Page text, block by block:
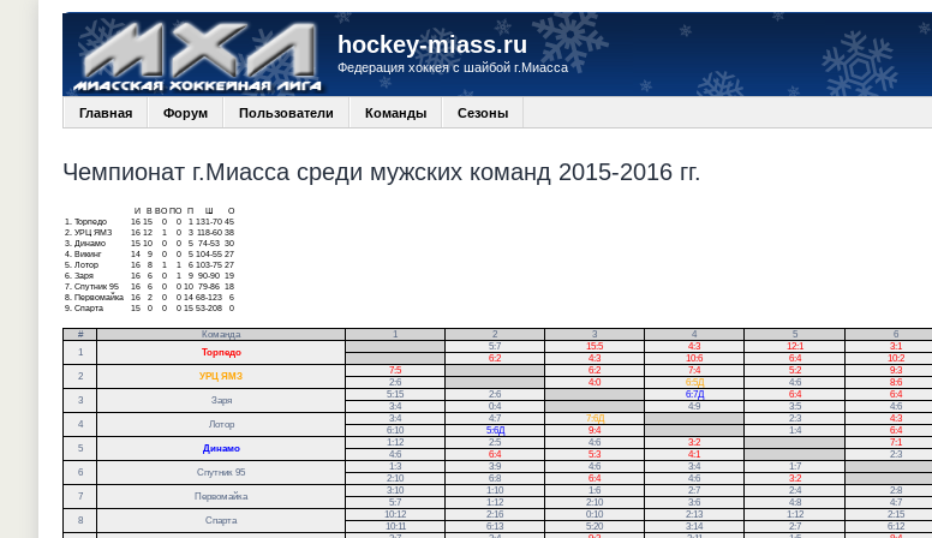
hockey-miass.ru
Федерация хоккея с шайбой г.Миасса
Главная Форум Пользователи Команды Сезоны
Чемпионат г.Миасса среди мужских команд 2015-2016 гг.
И В ВО ПО П
О
1.
Торпедо 16 15 0 0 1 131-70 45
2. УРЦ ЯМЗ 16 12 1 0 3 118-60 38
3.
Динамо 15 10 0 0 5 74-53 30
4.
Викинг 14 9 0 0 5 104-55 27
5. Лотор 16 8 1 1 6 103-75 27
6. Заря 16 6 0 1 9 90-90 19
7. Спутник 95 16 6 0 0 10 79-86 18
8.
Первомайка 16 2 0 0 14 68-123
6
9. Спарта 15 0 0 0 15 53-208 0
# Команда 1 2 3 4 5 6
1
Торпедо
5:7 15:5 4:3 12:1 3:1
6:2 4:3 10:6 6:4 10:2
2
УРЦ ЯМЗ
7:5 6:2 7:4 5:2 9:3
2:6 4:0 6:5Д 4:6 8:6
3
Заря
5:15 2:6 6:7Д 6:4 6:4
3:4 0:4 4:9 3:5 4:6
4
Лотор
3:4 4:7 7:6Д 2:3 4:3
6:10 5:6Д 9:4 1:4 6:4
5
Динамо
1:12 2:5 4:6 3:2 7:1
4:6 6:4 5:3 4:1 2:3
6
Спутник 95
1:3 3:9 4:6 3:4 1:7
2:10 6:8 6:4 4:6 3:2
7
Первомайка
3:10 1:10 1:6 2:7 2:4 2:8
5:7 1:12 2:10 3:6 4:8 4:7
8
Спарта
10:12 2:16 0:10 2:13 1:12 2:15
10:11 6:13 5:20 3:14 2:7 6:12